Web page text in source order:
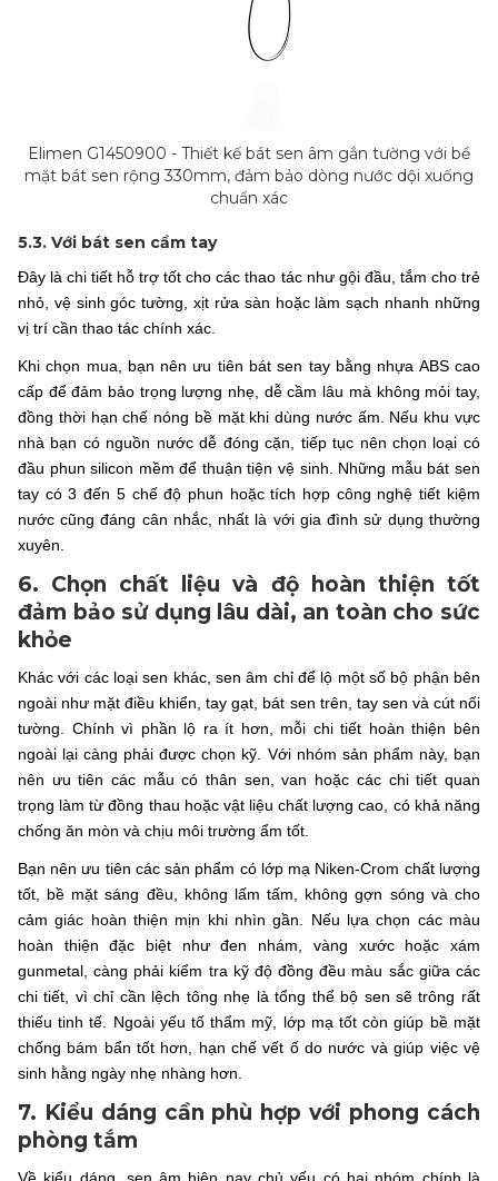
Elimen G1450900 - Thiết kế bát sen âm gắn tường với bề
mặt bát sen rộng 330mm, đảm bảo dòng nước dội xuống
chuẩn xác
5.3. Với bát sen cầm tay
Đây là chi tiết hỗ trợ tốt cho các thao tác như gội đầu, tắm cho trẻ
nhỏ, vệ sinh góc tường, xịt rửa sàn hoặc làm sạch nhanh những
vị trí cần thao tác chính xác.
Khi chọn mua, bạn nên ưu tiên bát sen tay bằng nhựa ABS cao
cấp để đảm bảo trọng lượng nhẹ, dễ cầm lâu mà không mỏi tay,
đồng thời hạn chế nóng bề mặt khi dùng nước ấm. Nếu khu vực
nhà bạn có nguồn nước dễ đóng cặn, tiếp tục nên chọn loại có
đầu phun silicon mềm để thuận tiện vệ sinh. Những mẫu bát sen
tay có 3 đến 5 chế độ phun hoặc tích hợp công nghệ tiết kiệm
nước cũng đáng cân nhắc, nhất là với gia đình sử dụng thường
xuyên.
6. Chọn chất liệu và độ hoàn thiện tốt
đảm bảo sử dụng lâu dài, an toàn cho sức
khỏe
Khác với các loại sen khác, sen âm chỉ để lộ một số bộ phận bên
ngoài như mặt điều khiển, tay gạt, bát sen trên, tay sen và cút nối
tường. Chính vì phần lộ ra ít hơn, mỗi chi tiết hoàn thiện bên
ngoài lại càng phải được chọn kỹ. Với nhóm sản phẩm này, bạn
nên ưu tiên các mẫu có thân sen, van hoặc các chi tiết quan
trọng làm từ đồng thau hoặc vật liệu chất lượng cao, có khả năng
chống ăn mòn và chịu môi trường ẩm tốt.
Bạn nên ưu tiên các sản phẩm có lớp mạ Niken-Crom chất lượng
tốt, bề mặt sáng đều, không lấm tấm, không gợn sóng và cho
cảm giác hoàn thiện mịn khi nhìn gần. Nếu lựa chọn các màu
hoàn thiện đặc biệt như đen nhám, vàng xước hoặc xám
gunmetal, càng phải kiểm tra kỹ độ đồng đều màu sắc giữa các
chi tiết, vì chỉ cần lệch tông nhẹ là tổng thể bộ sen sẽ trông rất
thiếu tinh tế. Ngoài yếu tố thẩm mỹ, lớp mạ tốt còn giúp bề mặt
chống bám bẩn tốt hơn, hạn chế vết ố do nước và giúp việc vệ
sinh hằng ngày nhẹ nhàng hơn.
7. Kiểu dáng cần phù hợp với phong cách
phòng tắm